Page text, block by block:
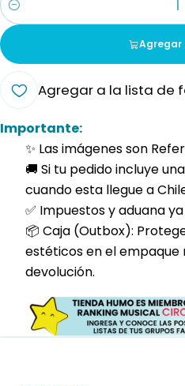
Cantidad
Agregar
Agregar a la lista de
Importante:
✨ Las imágenes son
🚚 Si tu pedido incluye
cuando esta llegue a
✅ Impuestos y aduana
📦 Caja (Outbox):
estéticos en el
devolución.